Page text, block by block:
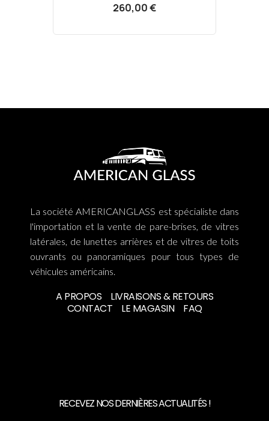
260,00 €
La société AMERICANGLASS est spécialiste dans
l'importation et la vente de pare-brises, de vitres
latérales, de lunettes arrières et de vitres de toits
ouvrants ou panoramiques pour tous types de
véhicules américains.
A PROPOS
LIVRAISONS & RETOURS
CONTACT
LE MAGASIN FAQ
RECEVEZ NOS DERNIÈRES ACTUALITÉS !